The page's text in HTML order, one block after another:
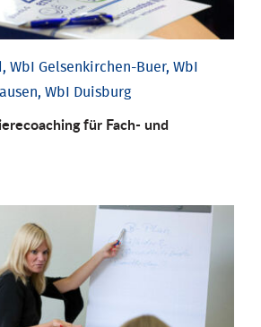
WbI Gelsenkirchen-Buer, WbI
WbI Duisburg
für Fach-­ und